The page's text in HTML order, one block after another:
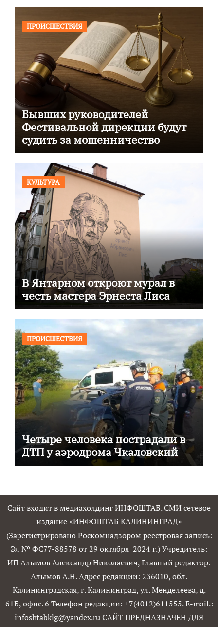
ПРОИСШЕСТВИЯ
Бывших руководителей
Фестивальной дирекции будут
судить за мошенничество
КУЛЬТУРА
В Янтарном откроют мурал в
честь мастера Эрнеста Лиса
ПРОИСШЕСТВИЯ
Четыре человека пострадали в
ДТП у аэродрома Чкаловский
Сайт входит в медиахолдинг ИНФОШТАБ. СМИ сетевое
издание «ИНФОШТАБ КАЛИНИНГРАД»
(Зарегистрировано Роскомнадзором реестровая запись:
Эл № ФС77-88578 от 29 октября 2024 г.) Учредитель:
ИП Алымов Александр Николаевич, Главный редактор:
Алымов А.Н. Адрес редакции: 236010, обл.
Калининградская, г. Калининград, ул. Менделеева, д.
61Б, офис. 6 Телефон редакции: +7(4012)611555. E-mail.:
infoshtabklg@yandex.ru САЙТ ПРЕДНАЗНАЧЕН ДЛЯ